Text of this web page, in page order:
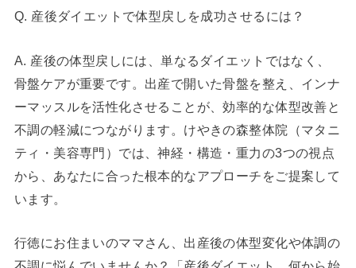
Q. 産後ダイエットで体型戻しを成功させるには？
A. 産後の体型戻しには、単なるダイエットではなく、
骨盤ケアが重要です。出産で開いた骨盤を整え、インナ
ーマッスルを活性化させることが、効率的な体型改善と
不調の軽減につながります。けやきの森整体院（マタニ
ティ・美容専門）では、神経・構造・重力の3つの視点
から、あなたに合った根本的なアプローチをご提案して
います。
行徳にお住まいのママさん、出産後の体型変化や体調の